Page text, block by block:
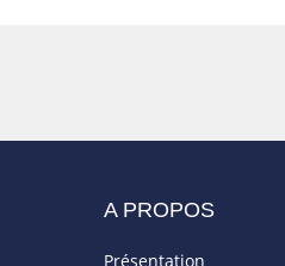
A PROPOS
Présentation